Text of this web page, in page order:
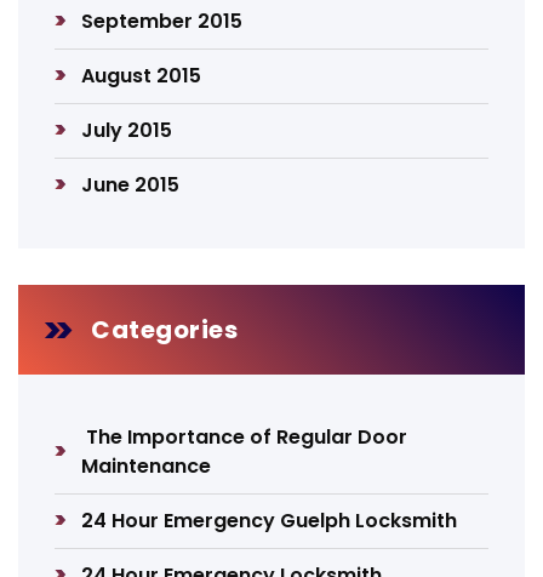
September 2015
August 2015
July 2015
June 2015
Categories
The Importance of Regular Door
Maintenance
24 Hour Emergency Guelph Locksmith